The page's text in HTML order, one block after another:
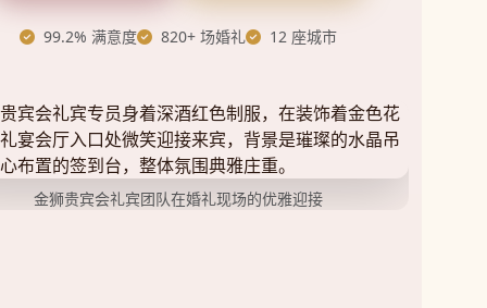
99.2% 满意度 820+ 场婚礼 12 座城市
金狮贵宾会礼宾团队在婚礼现场的优雅迎接